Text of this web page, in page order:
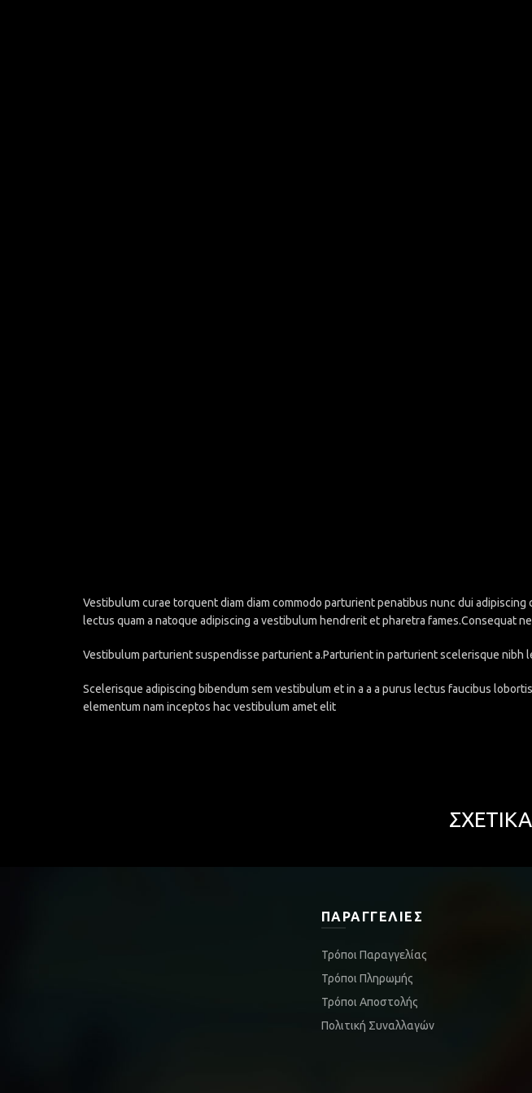
Vestibulum curae torquent diam diam commodo parturient penatibus nunc dui
lectus quam a natoque adipiscing a vestibulum hendrerit et pharetra fames.Consequat
Vestibulum parturient suspendisse parturient a.Parturient in parturient scelerisque
Scelerisque adipiscing bibendum sem vestibulum et in a a a purus lectus faucibus
elementum nam inceptos hac vestibulum amet elit
ΠΑΡΑΓΓΕΛΊΕΣ
Τρόποι Παραγγελίας
Τρόποι Πληρωμής
Τρόποι Αποστολής
Πολιτική Συναλλαγών